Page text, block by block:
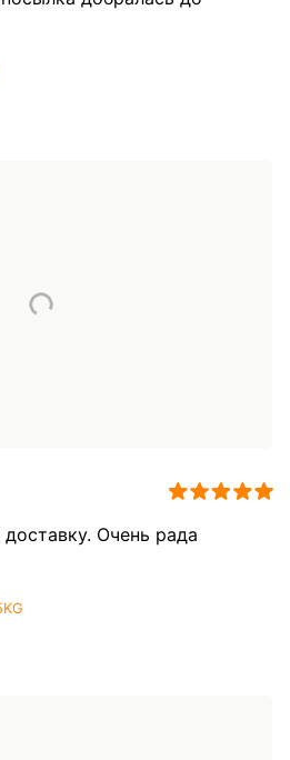
Очень рада